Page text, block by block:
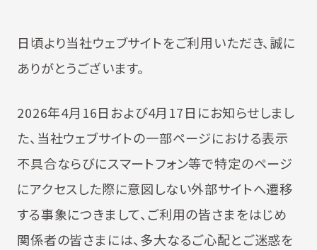
日頃より当社ウェブサイトをご利用いただき、誠に
ありがとうございます。
2026年4月16日および4月17日にお知らせしまし
た、当社ウェブサイトの一部ページにおける表示
不具合ならびにスマートフォン等で特定のページ
にアクセスした際に意図しない外部サイトへ遷移
する事象につきまして、ご利用の皆さまをはじめ
関係者の皆さまには、多大なるご心配とご迷惑を